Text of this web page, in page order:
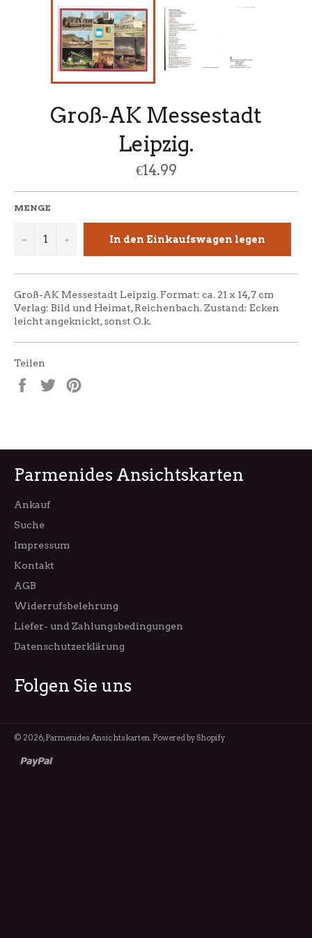
Groß-AK Messestadt
Leipzig.
Normaler
Preis
€14.99
MENGE
− + In den Einkaufswagen legen
Groß-AK Messestadt Leipzig. Format: ca. 21 x 14,7 cm
Verlag: Bild und Heimat, Reichenbach. Zustand: Ecken
leicht angeknickt, sonst O.k.
Teilen
Auf
Facebook
Auf
Twitter
Parmenides Ansichtskarten
Ankauf
Suche
Impressum
Kontakt
AGB
Widerrufsbelehrung
Liefer- und Zahlungsbedingungen
Datenschutzerklärung
Folgen Sie uns
© 2026,Parmenides Ansichtskarten. Powered by Shopify